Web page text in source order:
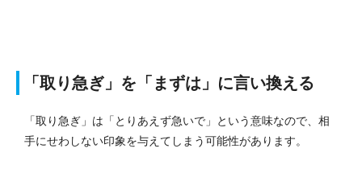
「取り急ぎ」を「まずは」に言い換える
「取り急ぎ」は「とりあえず急いで」という意味なので、相
手にせわしない印象を与えてしまう可能性があります。